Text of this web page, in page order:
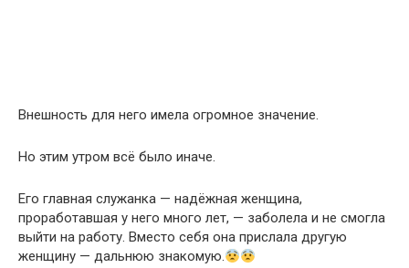
Внешность для него имела огромное значение.
Но этим утром всё было иначе.
Его главная служанка — надёжная женщина,
проработавшая у него много лет, — заболела и не смогла
выйти на работу. Вместо себя она прислала другую
женщину — дальнюю знакомую.